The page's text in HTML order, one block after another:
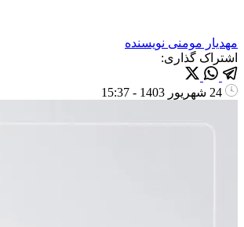
مهدیار مومنی نویسنده
اشتراک گذاری: